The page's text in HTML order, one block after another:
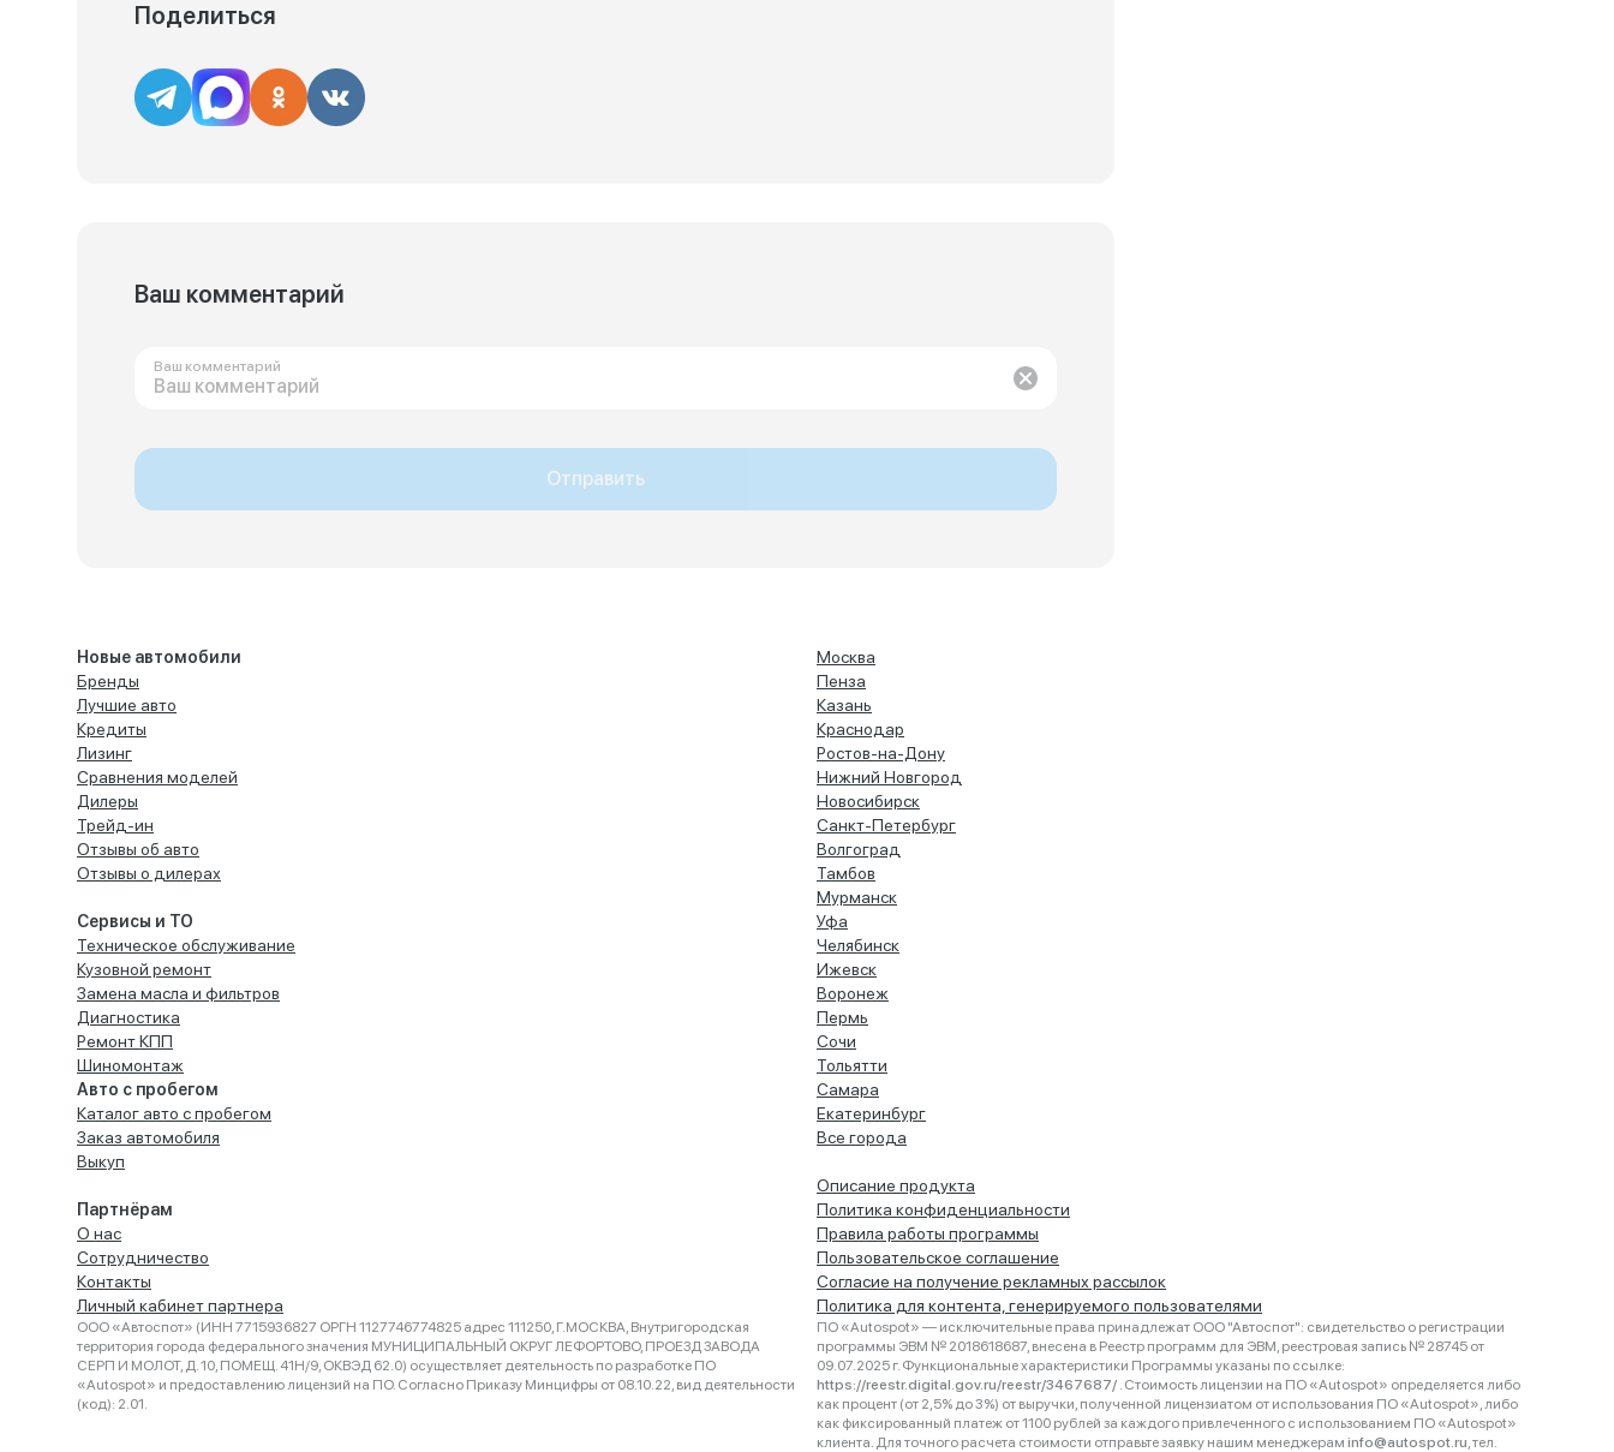
Поделиться
Ваш комментарий
Ваш комментарий
Отправить
Новые автомобили
Бренды
Лучшие авто
Кредиты
Лизинг
Сравнения моделей
Дилеры
Трейд-ин
Отзывы об авто
Отзывы о дилерах
Сервисы и ТО
Техническое обслуживание
Кузовной ремонт
Замена масла и фильтров
Диагностика
Ремонт КПП
Шиномонтаж
Авто с пробегом
Каталог авто с пробегом
Заказ автомобиля
Выкуп
Партнёрам
О нас
Сотрудничество
Контакты
Личный кабинет партнера
Москва
Пенза
Казань
Краснодар
Ростов-на-Дону
Нижний Новгород
Новосибирск
Санкт-Петербург
Волгоград
Тамбов
Мурманск
Уфа
Челябинск
Ижевск
Воронеж
Пермь
Сочи
Тольятти
Самара
Екатеринбург
Все города
Описание продукта
Политика конфиденциальности
Правила работы программы
Пользовательское соглашение
Согласие на получение рекламных рассылок
Политика для контента, генерируемого пользователями
ООО «Автоспот» (ИНН 7715936827 ОРГН 1127746774825 адрес 111250, Г.МОСКВА, Внутригородская
территория города федерального значения МУНИЦИПАЛЬНЫЙ ОКРУГ ЛЕФОРТОВО, ПРОЕЗД ЗАВОДА
СЕРП И МОЛОТ, Д. 10, ПОМЕЩ. 41Н/9, ОКВЭД 62.0) осуществляет деятельность по разработке ПО
«Autospot» и предоставлению лицензий на ПО. Согласно Приказу Минцифры от 08.10.22, вид деятельности
(код): 2.01.
ПО «Autospot» — исключительные права принадлежат ООО "Автоспот": свидетельство о регистрации
программы ЭВМ № 2018618687, внесена в Реестр программ для ЭВМ, реестровая запись № 28745 от
09.07.2025 г. Функциональные характеристики Программы указаны по ссылке:
https://reestr.digital.gov.ru/reestr/3467687/ . Стоимость лицензии на ПО «Autospot» определяется либо
как процент (от 2,5% до 3%) от выручки, полученной лицензиатом от использования ПО «Autospot», либо
как фиксированный платеж от 1100 рублей за каждого привлеченного с использованием ПО «Autospot»
клиента. Для точного расчета стоимости отправьте заявку нашим менеджерам info@autospot.ru, тел.